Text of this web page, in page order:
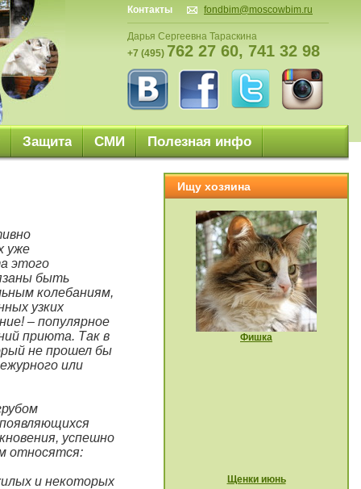
Контакты fondbim@moscowbim.ru
Дарья Сергеевна Тараскина
+7 (495) 762 27 60, 741 32 98
Защита СМИ Полезная инфо
уже
этого
быть
колебаниям,
узких
– популярное
приюта. Так в
не прошел бы
или
успешно
относятся:
и некоторых
Ищу хозяина
Фишка
Щенки июнь